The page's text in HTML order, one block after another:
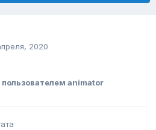
2020
пользователем animator